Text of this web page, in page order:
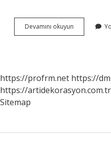
Devamını okuyun Pisilyum
Otu
https://profrm.net https://
https://artidekorasyon.com.tr
Sitemap